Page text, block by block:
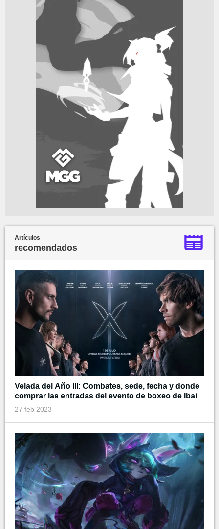
Artículos
recomendados
Velada del Año III: Combates, sede, fecha y donde
comprar las entradas del evento de boxeo de Ibai
27 feb 2023